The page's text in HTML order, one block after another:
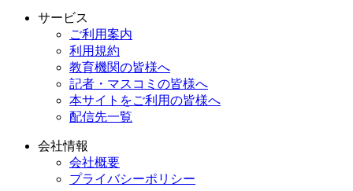
サービス
ご利用案内
利用規約
教育機関の皆様へ
記者・マスコミの皆様へ
本サイトをご利用の皆様へ
配信先一覧
会社情報
会社概要
プライバシーポリシー